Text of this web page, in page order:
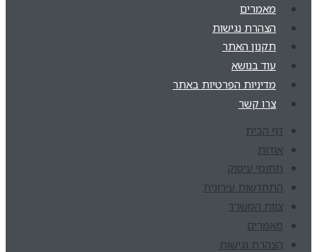
מאמרים
הצהרת נגישות
תקנון האתר
עוד בנושא
מדיניות הפרטיות באתר
צרו קשר
דף הבית
אודות
תחומי עיסוק
התחדשות עירונית
צוות המשרד
מאמרים
הצהרת נגישות